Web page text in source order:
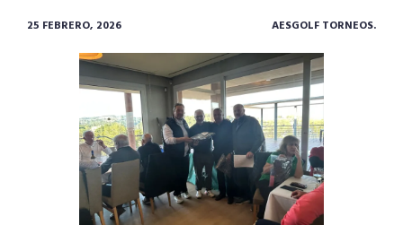
25 FEBRERO, 2026 AESGOLF TORNEOS.